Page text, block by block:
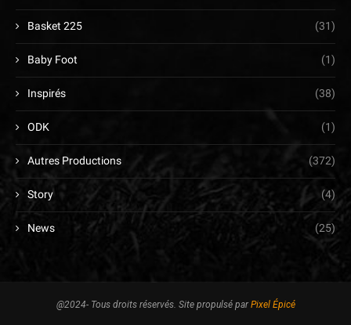
Basket 225 (31)
Baby Foot (1)
Inspirés (38)
ODK (1)
Autres Productions (372)
Story (4)
News (25)
@2024- Tous droits réservés. Site propulsé par Pixel Épicé